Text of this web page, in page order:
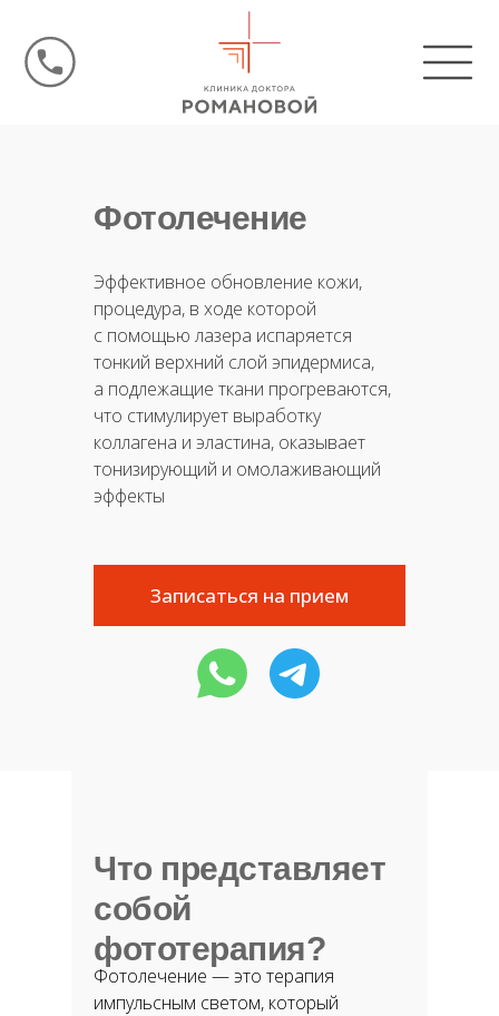
Фотолечение
Записаться на прием
Эффективное обновление кожи,
процедура, в ходе которой
с помощью лазера испаряется
тонкий верхний слой эпидермиса,
а подлежащие ткани прогреваются,
что стимулирует выработку
коллагена и эластина, оказывает
тонизирующий и омолаживающий
эффекты
Фотолечение — это терапия
импульсным светом, который
Что представляет
собой
фототерапия?